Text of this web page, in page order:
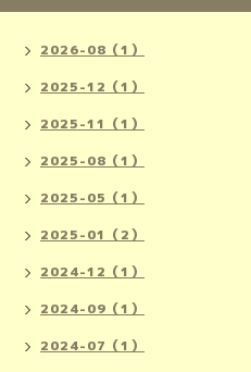
2026-08（1）
2025-12（1）
2025-11（1）
2025-08（1）
2025-05（1）
2025-01（2）
2024-12（1）
2024-09（1）
2024-07（1）